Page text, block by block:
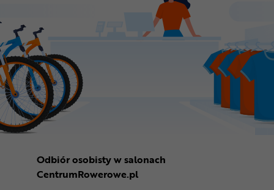
Odbiór osobisty w salonach
CentrumRowerowe.pl